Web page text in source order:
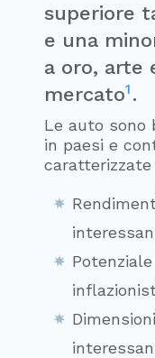
superiore
e una
a oro, arte
mercato1 .
Le auto sono
in paesi e
caratterizzate